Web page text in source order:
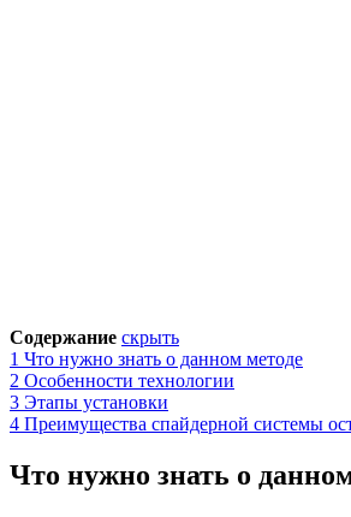
Содержание скрыть
1 Что нужно знать о данном методе
2 Особенности технологии
3 Этапы установки
4 Преимущества спайдерной системы
Что нужно знать о